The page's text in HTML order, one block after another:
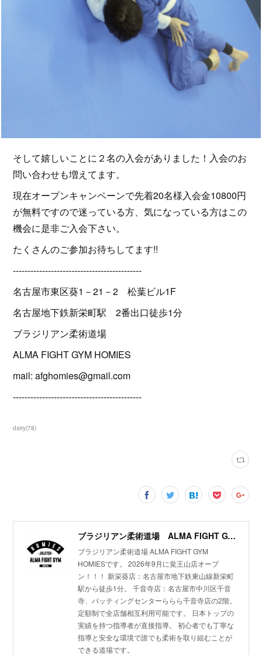
そして嬉しいことに２名の入会がありました！入会のお
問い合わせも増えてます。
現在オープンキャンペーンで先着20名様入会金10800円
が無料ですので迷っている方、気になっている方はこの
機会に是非ご入会下さい。
たくさんのご参加お待ちしてます!!
--------------------------------------------
名古屋市東区葵1－21－2 松葉ビル1F
名古屋地下鉄新栄町駅 2番出口徒歩1分
ブラジリアン柔術道場
ALMA FIGHT GYM HOMIES
mail: afghomies@gmail.com
--------------------------------------------
dairy(78)
ブラジリアン柔術道場 ALMA FIGHT GYM HOMIES(ホーミーズ)
ブラジリアン柔術道場 ALMA FIGHT GYM
HOMIESです。 2026年9月に覚王山店オープ
ン！！！ 新栄葵店：名古屋市地下鉄東山線新栄町
駅から徒歩1分。 千音寺店：名古屋市中川区千音
寺、バッティングセンターららら千音寺店の2階。
定額制で全店舗相互利用可能です。 日本トップの
実績を持つ指導者が直接指導。 初心者でも丁寧な
指導と安全な環境で誰でも柔術を取り組むことが
できる道場です。